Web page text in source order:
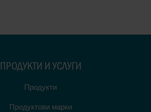
ПРОДУКТИ И УСЛУГИ
Продукти
Продуктови марки